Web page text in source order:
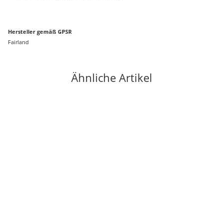
Hersteller gemäß GPSR
Fairland
Ähnliche Artikel